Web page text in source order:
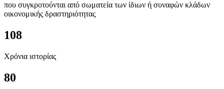
που συγκροτούνται από σωματεία των ίδιων ή συναφών κλάδων
οικονομικής δραστηριότητας
108
Χρόνια ιστορίας
80